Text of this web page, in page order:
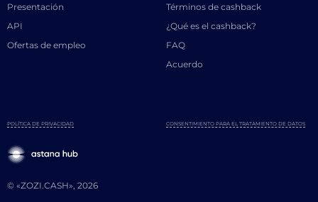
Presentación
API
Ofertas de empleo
Términos de cashback
¿Qué es el cashback?
FAQ
Acuerdo
© «ZOZI.CASH», 2026
POLÍTICA DE PRIVACIDAD CONSENTIMIENTO PARA EL TRATAMIENTO DE DATOS